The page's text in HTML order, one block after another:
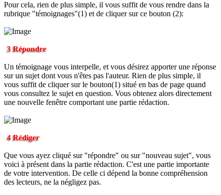
Pour cela, rien de plus simple, il vous suffit de vous rendre dans la
rubrique "témoignages"(1) et de cliquer sur ce bouton (2):
3 Répondre
Un témoignage vous interpelle, et vous désirez apporter une réponse
sur un sujet dont vous n'êtes pas l'auteur. Rien de plus simple, il
vous suffit de cliquer sur le bouton(1) situé en bas de page quand
vous consultez le sujet en question. Vous obtenez alors directement
une nouvelle fenêtre comportant une partie rédaction.
4 Rédiger
Que vous ayez cliqué sur "répondre" ou sur "nouveau sujet", vous
voici à présent dans la partie rédaction. C'est une partie importante
de votre intervention. De celle ci dépend la bonne compréhension
des lecteurs, ne la négligez pas.